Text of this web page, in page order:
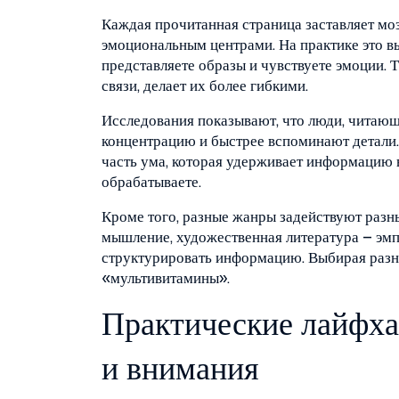
Каждая прочитанная страница заставляет
эмоциональным центрами. На практике это
представляете образы и чувствуете
связи, делает их более гибкими.
Исследования показывают, что люди,
концентрацию и быстрее вспоминают
часть ума, которая удерживает информацию
обрабатываете.
Кроме того, разные жанры задействуют
мышление, художественная литература –
структурировать информацию. Выбирая
«мультивитамины».
Практические
и внимания